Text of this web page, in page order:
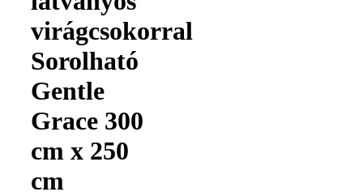
virágcsokorral
Sorolható
Gentle
Grace 300
cm x 250
cm